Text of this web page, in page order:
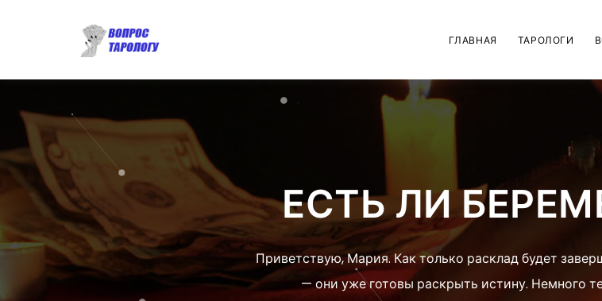
ГЛАВНАЯ ТАРОЛОГИ
ЕСТЬ ЛИ
Приветствую, Мария. Как только расклад будет
— они уже готовы раскрыть истину. Немного